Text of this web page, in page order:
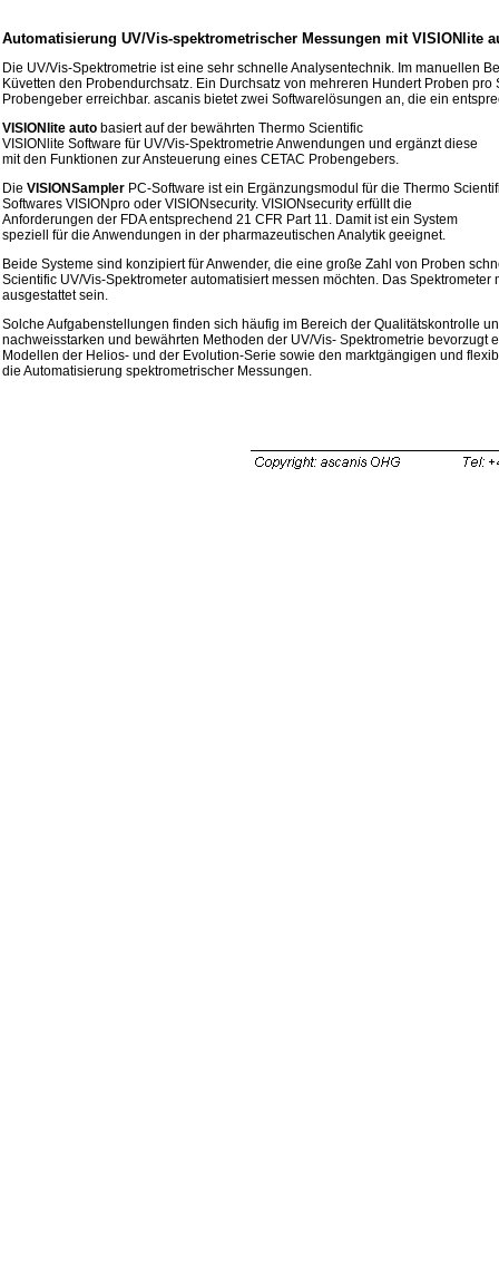
Automatisierung UV/Vis-spektrometrischer Messungen mit VISIONlite
Die UV/Vis-Spektrometrie ist eine sehr schnelle Analysentechnik. Im manuellen
Küvetten den Probendurchsatz. Ein Durchsatz von mehreren Hundert Proben
Probengeber erreichbar. ascanis bietet zwei Softwarelösungen an, die ein
VISIONlite auto basiert auf der bewährten Thermo Scientific
VISIONlite Software für UV/Vis-Spektrometrie Anwendungen und ergänzt diese
mit den Funktionen zur Ansteuerung eines CETAC Probengebers.
Die VISIONSampler PC-Software ist ein Ergänzungsmodul für die Thermo
Softwares VISIONpro oder VISIONsecurity. VISIONsecurity erfüllt die
Anforderungen der FDA entsprechend 21 CFR Part 11. Damit ist ein System
speziell für die Anwendungen in der pharmazeutischen Analytik geeignet.
Beide Systeme sind konzipiert für Anwender, die eine große Zahl von Proben
Scientific UV/Vis-Spektrometer automatisiert messen möchten. Das
ausgestattet sein.
Solche Aufgabenstellungen finden sich häufig im Bereich der Qualitätskontrolle
nachweisstarken und bewährten Methoden der UV/Vis- Spektrometrie bevorzugt
Modellen der Helios- und der Evolution-Serie sowie den marktgängigen und
die Automatisierung spektrometrischer Messungen.